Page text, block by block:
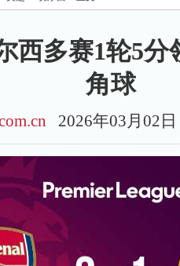
西多赛1轮5
角球
2026年03月02